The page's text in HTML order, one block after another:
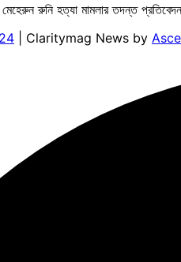
রুনি হত্যা মামলার তদন্ত
| Claritymag News by